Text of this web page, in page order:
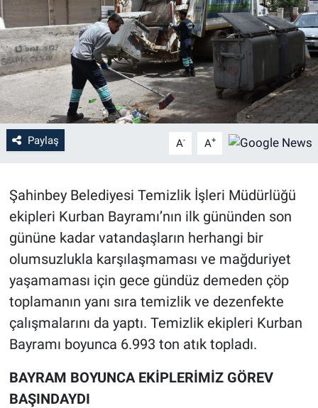
Paylaş A- A+
Şahinbey Belediyesi Temizlik İşleri Müdürlüğü
ekipleri Kurban Bayramı’nın ilk gününden son
gününe kadar vatandaşların herhangi bir
olumsuzlukla karşılaşmaması ve mağduriyet
yaşamaması için gece gündüz demeden çöp
toplamanın yanı sıra temizlik ve dezenfekte
çalışmalarını da yaptı. Temizlik ekipleri Kurban
Bayramı boyunca 6.993 ton atık topladı.
BAYRAM BOYUNCA EKİPLERİMİZ GÖREV
BAŞINDAYDI